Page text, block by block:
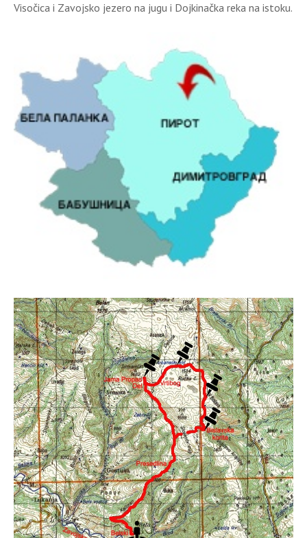
Visočica i Zavojsko jezero na jugu i Dojkinačka reka na istoku.